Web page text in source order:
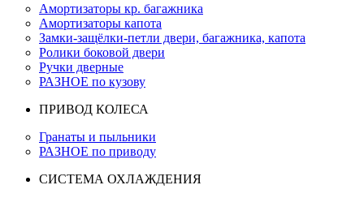
Амортизаторы кр. багажника
Амортизаторы капота
Замки-защёлки-петли двери, багажника, капота
Ролики боковой двери
Ручки дверные
РАЗНОЕ по кузову
ПРИВОД КОЛЕСА
Гранаты и пыльники
РАЗНОЕ по приводу
СИСТЕМА ОХЛАЖДЕНИЯ